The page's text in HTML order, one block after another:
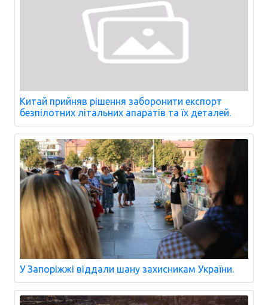
Китай прийняв рішення заборонити експорт
безпілотних літальних апаратів та їх деталей.
У Запоріжжі віддали шану захисникам України.